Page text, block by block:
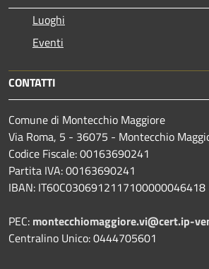
Luoghi
Eventi
CONTATTI
Comune di Montecchio Maggiore
Via Roma, 5 - 36075 - Montecchio
Codice Fiscale: 00163690241
Partita IVA: 00163690241
IBAN: IT60C0306912117100000046418
PEC: montecchiomaggiore.vi@cert.ip-
Centralino Unico: 0444705601